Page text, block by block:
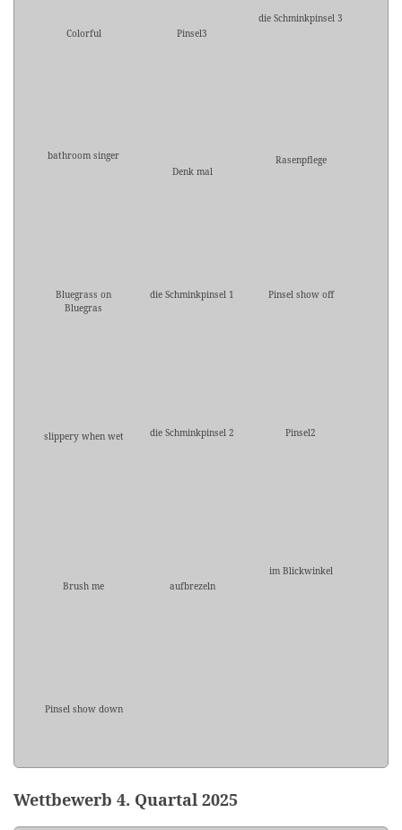
Colorful Pinsel3
die Schminkpinsel 3
bathroom singer
Denk mal
Rasenpflege
Bluegrass on
Bluegras
die Schminkpinsel 1 Pinsel show off
slippery when wet die Schminkpinsel 2 Pinsel2
Brush me aufbrezeln
im Blickwinkel
Pinsel show down
Wettbewerb 4. Quartal 2025